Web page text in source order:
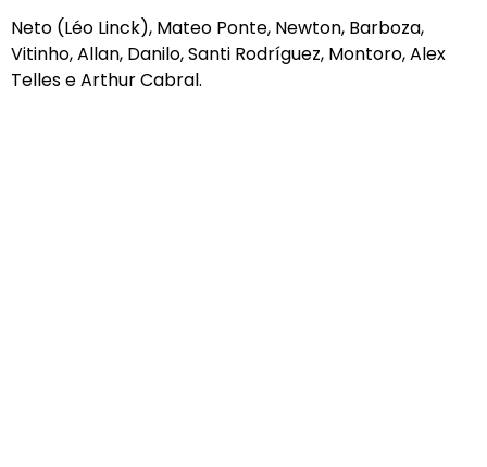
Neto (Léo Linck), Mateo Ponte, Newton, Barboza,
Vitinho, Allan, Danilo, Santi Rodríguez, Montoro, Alex
Telles e Arthur Cabral.